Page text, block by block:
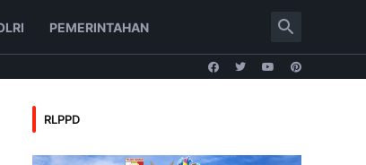
PEMERINTAHAN
RLPPD